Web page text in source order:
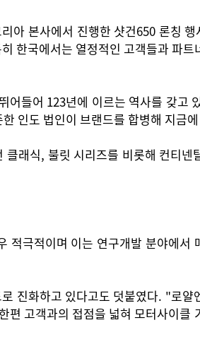
본사에서 진행한 샷건650 론칭
한국에서는 열정적인 고객들과 파
들어 123년에 이르는 역사를 갖고
인도 법인이 브랜드를 합병해 지금
래식, 불릿 시리즈를 비롯해 컨티
극적이며 이는 연구개발 분야에서
진화하고 있다고도 덧붙였다. "로
고객과의 접점을 넓혀 모터사이클